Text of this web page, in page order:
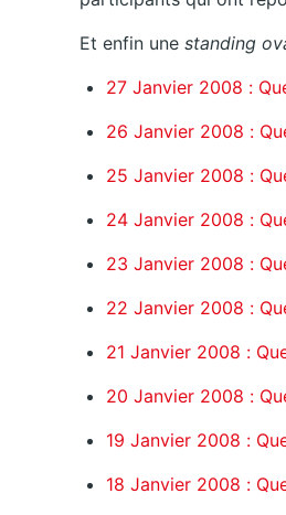
Et enfin une standing
27 Janvier 2008 :
26 Janvier 2008 :
25 Janvier 2008 :
24 Janvier 2008 :
23 Janvier 2008 :
22 Janvier 2008 :
21 Janvier 2008 :
20 Janvier 2008 :
19 Janvier 2008 :
18 Janvier 2008 :